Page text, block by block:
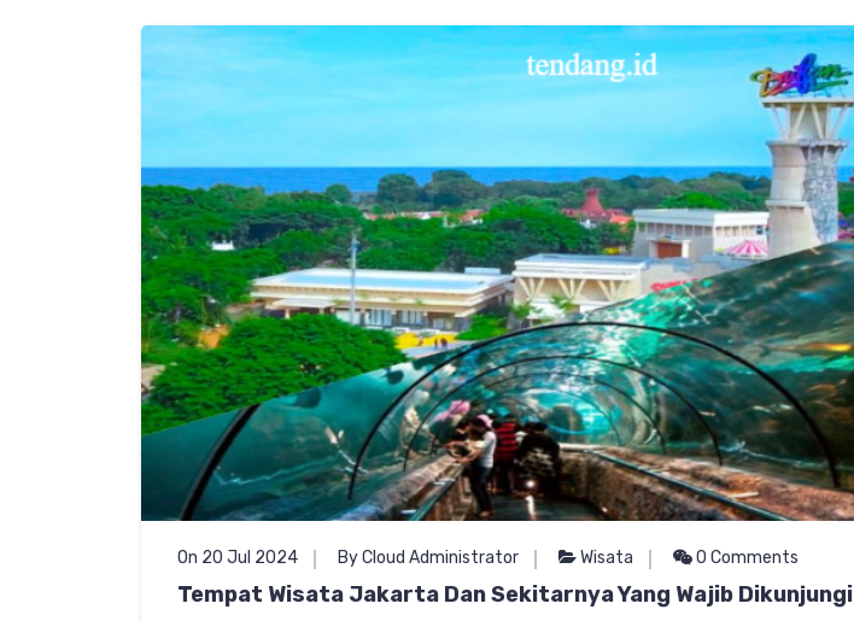
On 20 Jul 2024 By Cloud Administrator Wisata 0 Comments
Tempat Wisata Jakarta Dan Sekitarnya Yang Wajib Dikunjungi